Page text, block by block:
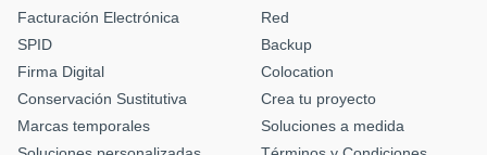
Facturación Electrónica
SPID
Firma Digital
Conservación Sustitutiva
Marcas temporales
Red
Backup
Colocation
Crea tu proyecto
Soluciones a medida